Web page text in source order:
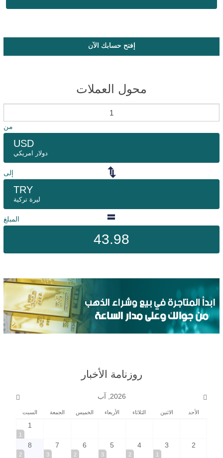
إفتح حسابك الآن
محول العملات
من
USD
دولار امريكي
إلى
TRY
ليرة تركية
المبلغ
43.98
روزنامة الأخبار
2026, آب
الأحد الاثنين الثلاثاء الأربعاء الخميس الجمعة السبت
1
1
2
3
1
4
2
5
3
6
2
7
3
8
2